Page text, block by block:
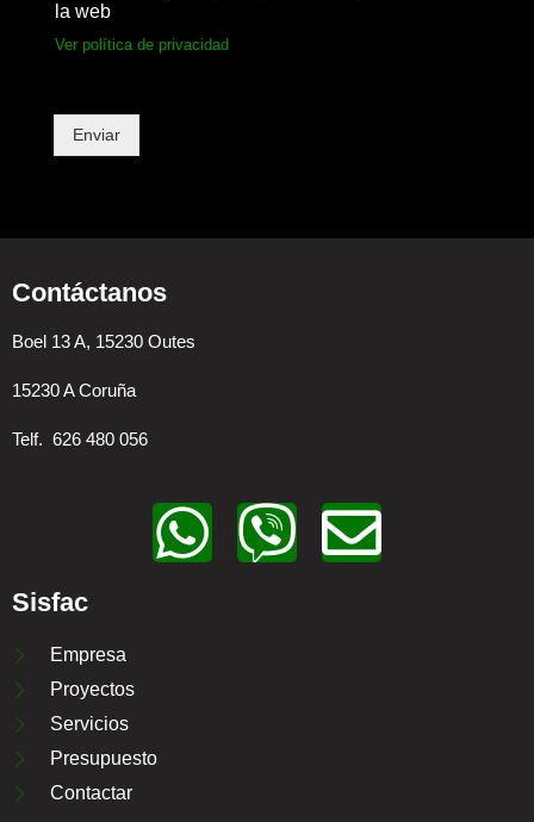
la web
Ver política de privacidad
Enviar
Contáctanos
Boel 13 A, 15230 Outes
15230 A Coruña
Telf. 626 480 056
W
V
E
Sisfac
Empresa
Proyectos
Servicios
Presupuesto
Contactar